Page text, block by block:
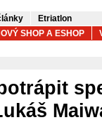
Etriatlon
SHOP A ESHOP